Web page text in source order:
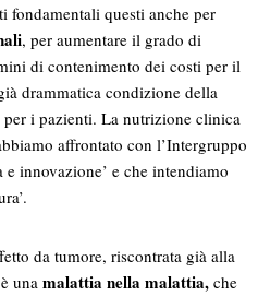
fondamentali questi anche per
, per aumentare il grado di
di contenimento dei costi per il
drammatica condizione della
i pazienti. La nutrizione clinica
affrontato con l’Intergruppo
innovazione’ e che intendiamo
da tumore, riscontrata già alla
una malattia nella malattia, che